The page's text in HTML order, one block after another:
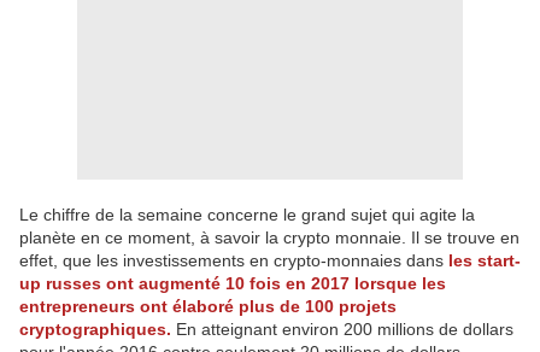
Le chiffre de la semaine concerne le grand sujet qui agite la
planète en ce moment, à savoir la crypto monnaie. Il se trouve en
effet, que les investissements en crypto-monnaies dans les start-
up russes ont augmenté 10 fois en 2017 lorsque les
entrepreneurs ont élaboré plus de 100 projets
cryptographiques. En atteignant environ 200 millions de dollars